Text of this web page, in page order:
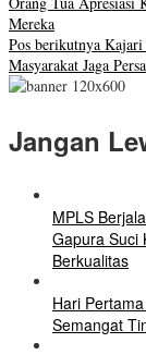
Mereka
Pos berikutnya Kajari
Masyarakat Jaga
Jangan
MPLS
Gapura Suci
Berkualitas
Hari
Semangat